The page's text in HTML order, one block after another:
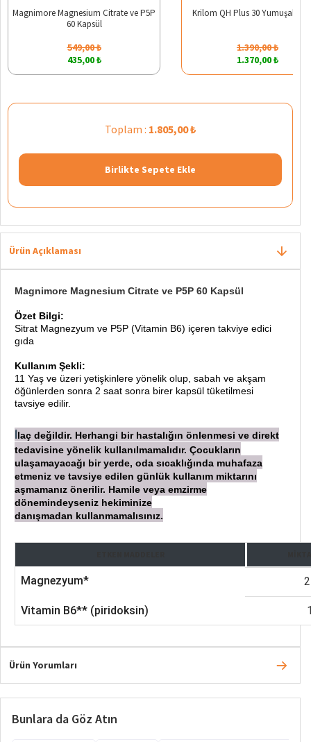
Magnimore Magnesium Citrate ve P5P
60 Kapsül
549,00 ₺
435,00 ₺
Krilom QH Plus 30 Yumuşak
1.390,00 ₺
1.370,00 ₺
Toplam : 1.805,00 ₺
Birlikte Sepete Ekle
Ürün Açıklaması
Magnimore Magnesium Citrate ve P5P 60 Kapsül
Özet Bilgi:
Sitrat Magnezyum ve P5P (Vitamin B6) içeren takviye edici
gıda
Kullanım Şekli:
11 Yaş ve üzeri yetişkinlere yönelik olup, sabah ve akşam
öğünlerden sonra 2 saat sonra birer kapsül tüketilmesi
tavsiye edilir.
İlaç değildir. Herhangi bir hastalığın önlenmesi ve direkt
tedavisine yönelik kullanılmamalıdır. Çocukların
ulaşamayacağı bir yerde, oda sıcaklığında muhafaza
etmeniz ve tavsiye edilen günlük kullanım miktarını
aşmamanız önerilir. Hamile veya emzirme
dönemindeyseniz hekiminize
danışmadan kullanmamalısınız.
Magnezyum*
Vitamin B6** (piridoksin)
Ürün Yorumları
Bunlara da Göz Atın